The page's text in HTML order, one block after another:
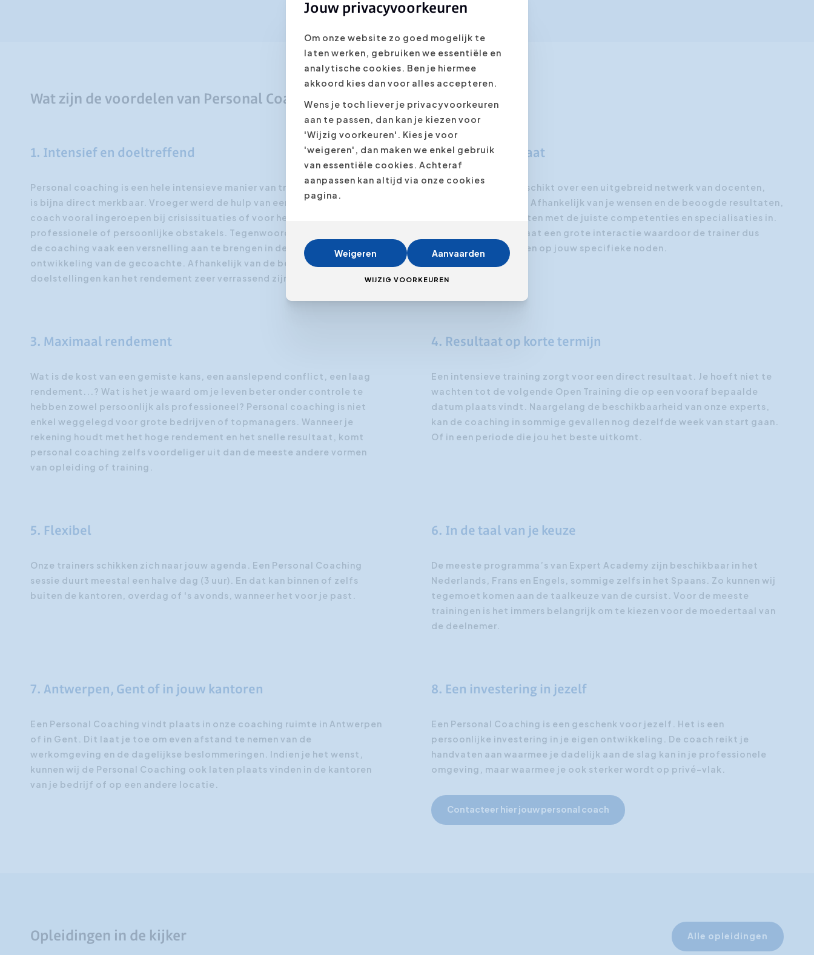
Wat zijn de voordelen van Personal Coaching?
1. Intensief en doeltreffend
Personal coaching is een hele intensieve manier van trainen. Het resultaat
is bijna direct merkbaar. Vroeger werd de hulp van een persoonlijke
coach vooral ingeroepen bij crisissituaties of voor het wegwerken van
professionele of persoonlijke obstakels. Tegenwoordig is het doel van
de coaching vaak een versnelling aan te brengen in de persoonlijke
ontwikkeling van de gecoachte. Afhankelijk van de beoogde
doelstellingen kan het rendement zeer verrassend zijn.
2. Volledig op maat
Expert Academy beschikt over een uitgebreid netwerk van docenten,
coaches en trainers. Afhankelijk van je wensen en de beoogde resultaten,
zetten wij de docenten met de juiste competenties en specialisaties in.
Personal coaching laat een grote interactie waardoor de trainer dus
optimaal kan inspelen op jouw specifieke noden.
3. Maximaal rendement
Wat is de kost van een gemiste kans, een aanslepend conflict, een laag
rendement...? Wat is het je waard om je leven beter onder controle te
hebben zowel persoonlijk als professioneel? Personal coaching is niet
enkel weggelegd voor grote bedrijven of topmanagers. Wanneer je
rekening houdt met het hoge rendement en het snelle resultaat, komt
personal coaching zelfs voordeliger uit dan de meeste andere vormen
van opleiding of training.
4. Resultaat op korte termijn
Een intensieve training zorgt voor een direct resultaat. Je hoeft niet te
wachten tot de volgende Open Training die op een vooraf bepaalde
datum plaats vindt. Naargelang de beschikbaarheid van onze experts,
kan de coaching in sommige gevallen nog dezelfde week van start gaan.
Of in een periode die jou het beste uitkomt.
5. Flexibel
Onze trainers schikken zich naar jouw agenda. Een Personal Coaching
sessie duurt meestal een halve dag (3 uur). En dat kan binnen of zelfs
buiten de kantoren, overdag of 's avonds, wanneer het voor je past.
6. In de taal van je keuze
De meeste programma’s van Expert Academy zijn beschikbaar in het
Nederlands, Frans en Engels, sommige zelfs in het Spaans. Zo kunnen wij
tegemoet komen aan de taalkeuze van de cursist. Voor de meeste
trainingen is het immers belangrijk om te kiezen voor de moedertaal van
de deelnemer.
7. Antwerpen, Gent of in jouw kantoren
Een Personal Coaching vindt plaats in onze coaching ruimte in Antwerpen
of in Gent. Dit laat je toe om even afstand te nemen van de
werkomgeving en de dagelijkse beslommeringen. Indien je het wenst,
kunnen wij de Personal Coaching ook laten plaats vinden in de kantoren
van je bedrijf of op een andere locatie.
8. Een investering in jezelf
Een Personal Coaching is een geschenk voor jezelf. Het is een
persoonlijke investering in je eigen ontwikkeling. De coach reikt je
handvaten aan waarmee je dadelijk aan de slag kan in je professionele
omgeving, maar waarmee je ook sterker wordt op privé-vlak.
Contacteer hier jouw personal coach
Opleidingen in de kijker Alle opleidingen
Jouw privacyvoorkeuren
Om onze website zo goed mogelijk te
laten werken, gebruiken we essentiële en
analytische cookies. Ben je hiermee
akkoord kies dan voor alles accepteren.
Wens je toch liever je privacyvoorkeuren
aan te passen, dan kan je kiezen voor
'Wijzig voorkeuren'. Kies je voor
'weigeren', dan maken we enkel gebruik
van essentiële cookies. Achteraf
aanpassen kan altijd via onze cookies
pagina.
Weigeren Aanvaarden
WIJZIG VOORKEUREN